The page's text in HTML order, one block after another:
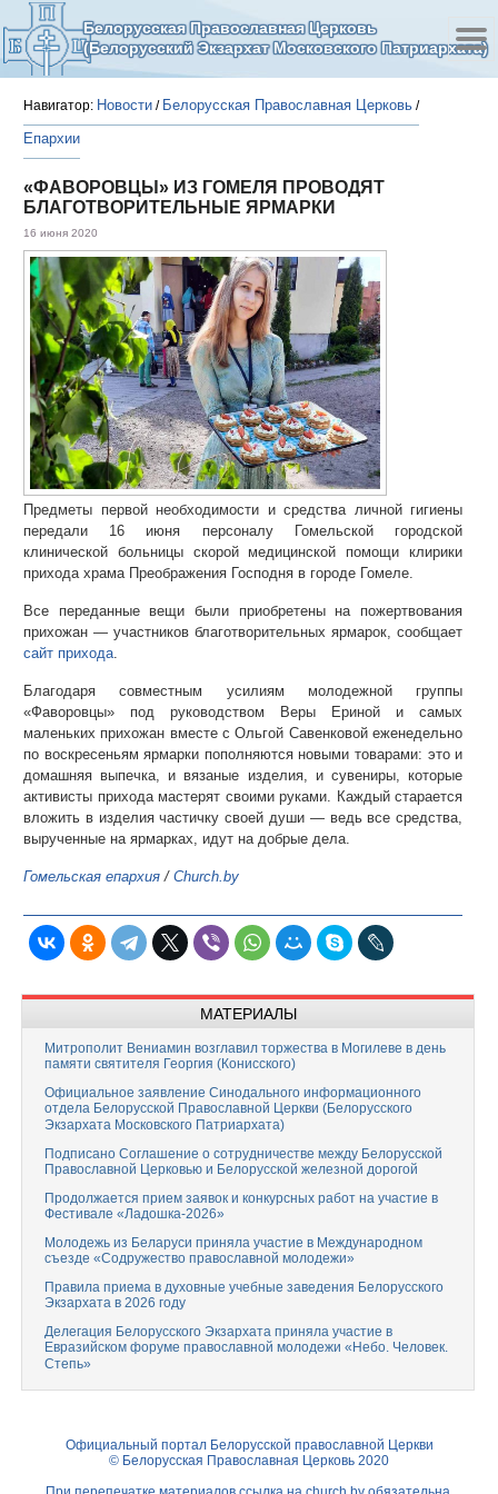
Белорусская Православная Церковь
(Белорусский Экзархат Московского Патриархата)
Навигатор: Новости / Белорусская Православная Церковь /
Епархии
«ФАВОРОВЦЫ» ИЗ ГОМЕЛЯ ПРОВОДЯТ
БЛАГОТВОРИТЕЛЬНЫЕ ЯРМАРКИ
16 июня 2020
Предметы первой необходимости и средства личной гигиены
передали 16 июня персоналу Гомельской городской
клинической больницы скорой медицинской помощи клирики
прихода храма Преображения Господня в городе Гомеле.
Все переданные вещи были приобретены на пожертвования
прихожан — участников благотворительных ярмарок, сообщает
сайт прихода.
Благодаря совместным усилиям молодежной группы
«Фаворовцы» под руководством Веры Ериной и самых
маленьких прихожан вместе с Ольгой Савенковой еженедельно
по воскресеньям ярмарки пополняются новыми товарами: это и
домашняя выпечка, и вязаные изделия, и сувениры, которые
активисты прихода мастерят своими руками. Каждый старается
вложить в изделия частичку своей души — ведь все средства,
вырученные на ярмарках, идут на добрые дела.
Гомельская епархия / Church.by
МАТЕРИАЛЫ
Митрополит Вениамин возглавил торжества в Могилеве в день
памяти святителя Георгия (Конисского)
Официальное заявление Синодального информационного
отдела Белорусской Православной Церкви (Белорусского
Экзархата Московского Патриархата)
Подписано Соглашение о сотрудничестве между Белорусской
Православной Церковью и Белорусской железной дорогой
Продолжается прием заявок и конкурсных работ на участие в
Фестивале «Ладошка-2026»
Молодежь из Беларуси приняла участие в Международном
съезде «Содружество православной молодежи»
Правила приема в духовные учебные заведения Белорусского
Экзархата в 2026 году
Делегация Белорусского Экзархата приняла участие в
Евразийском форуме православной молодежи «Небо. Человек.
Степь»
Официальный портал Белорусской православной Церкви
© Белорусская Православная Церковь 2020